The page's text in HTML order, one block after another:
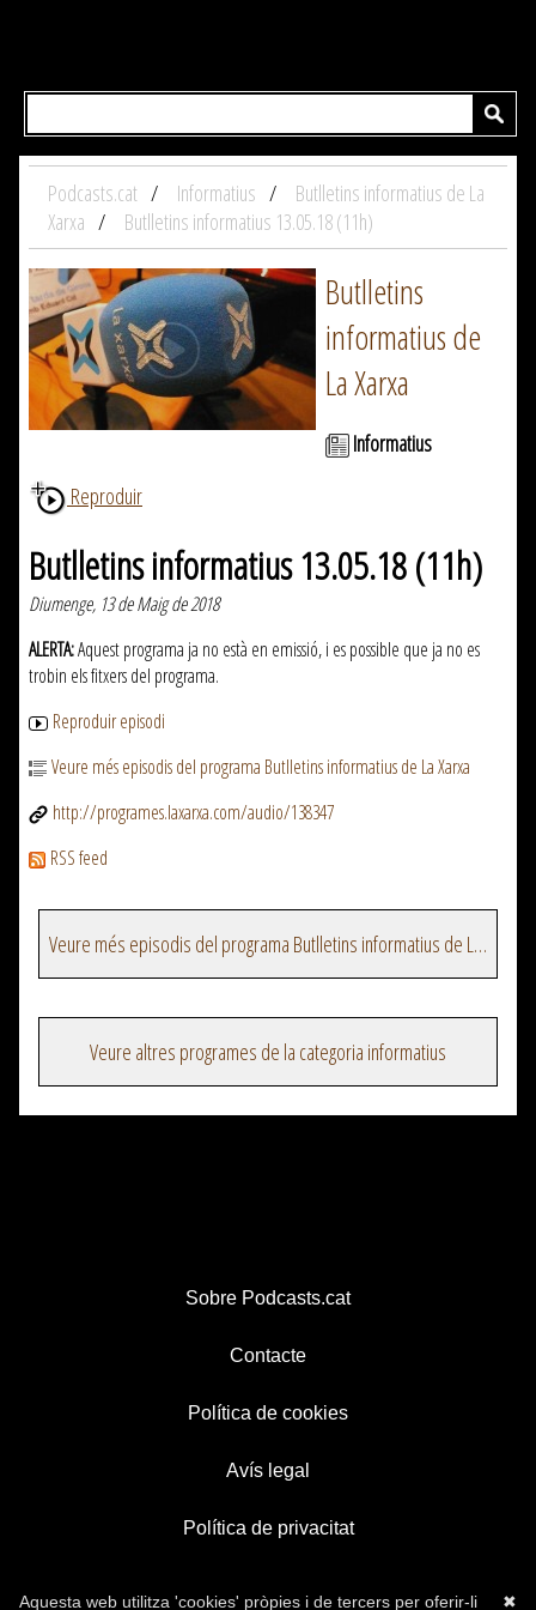
Podcasts.cat Informatius
Butlletins informatius de La
Xarxa
Butlletins informatius 13.05.18 (11h)
Butlletins
informatius de
La Xarxa
Informatius
Reproduir
Butlletins informatius 13.05.18 (11h)
Diumenge, 13 de Maig de 2018
ALERTA:Aquest programa ja no està en emissió, i es possible que ja no es
trobin els fitxers del programa.
Reproduir episodi
Veure més episodis del programa Butlletins informatius de La Xarxa
http://programes.laxarxa.com/audio/138347
RSS feed
Veure més episodis del programa Butlletins informatius de La Xarxa
Veure altres programes de la categoria informatius
Sobre Podcasts.cat
Contacte
Política de cookies
Avís legal
Política de privacitat
✖
Aquesta web utilitza 'cookies' pròpies i de tercers per oferir-li